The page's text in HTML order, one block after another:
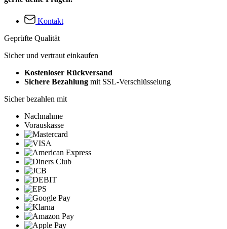
Kontakt
Geprüfte Qualität
Sicher und vertraut einkaufen
Kostenloser Rückversand
Sichere Bezahlung mit SSL-Verschlüsselung
Sicher bezahlen mit
Nachnahme
Vorauskasse